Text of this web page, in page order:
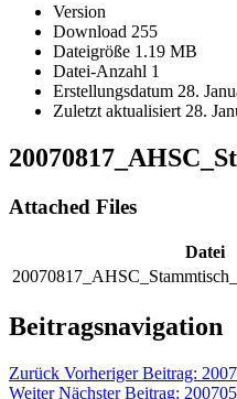
Version
Download 255
Dateigröße 1.19 MB
Datei-Anzahl 1
Erstellungsdatum 28.
Zuletzt aktualisiert 28.
Attached Files
Datei
Beitragsnavigation
Zurück Vorheriger Beitrag:
Weiter Nächster Beitrag: